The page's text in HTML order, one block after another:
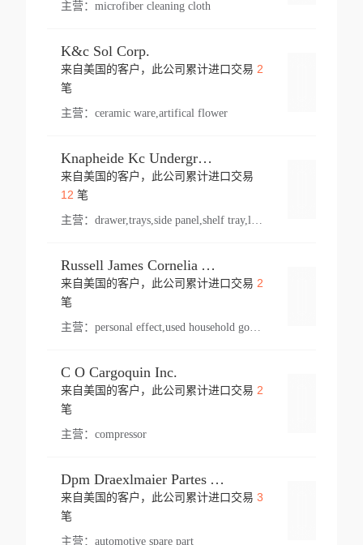
主营： microfiber cleaning cloth
K&c Sol Corp.
来自美国的客户，此公司累计进口交易 2
笔
主营： ceramic ware,artifical flower
Knapheide Kc Underground
来自美国的客户，此公司累计进口交易
12 笔
主营：
Russell James Cornelia Arlington Va
来自美国的客户，此公司累计进口交易 2
笔
主营： personal effect,used household goods
C O Cargoquin Inc.
来自美国的客户，此公司累计进口交易 2
笔
主营： compressor
Dpm Draexlmaier Partes Automotrices Corr Ind Huejotzingo
来自美国的客户，此公司累计进口交易 3
笔
主营： automotive spare part